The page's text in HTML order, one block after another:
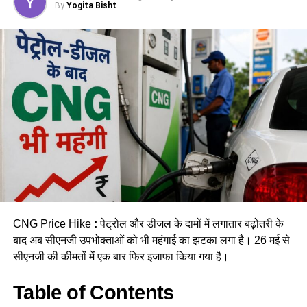
पौड़ी गढ़वाल के थलीसैंण ब्लॉक के रहने
वाले हैं Keshav Negi
आपको बता दें कि केशव नेगी मूल रूप से पौड़ी गढ़वाल के थलीसैंण ब्लॉक के
रहने वाले हैं। जो कि दिल्ली में रहकर मालवीय नगर के होटल में कुक का
पत्नी और बच्चे शामिल हैं। उनकी बेटी कनिष्का नेगी वकील हैं जो कि
फिलहाल तीस हजारी कोर्ट में प्रैक्टिस कर रही हैं।
By Yogita Bisht
CNG Price Hike : पेट्रोल और डीजल के दामों में लगातार बढ़ोतरी के
बाद अब सीएनजी उपभोक्ताओं को भी महंगाई का झटका लगा है। 26 मई से
सीएनजी की कीमतों में एक बार फिर इजाफा किया गया है।
Table of Contents